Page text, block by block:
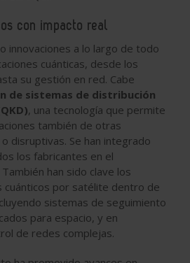
con impacto real
innovaciones a lo largo de todo
cuánticas, desde los
su gestión en red. Cabe
de sistemas de distribución
, una tecnología que permite
también de otras
disruptivas. Se han integrado
los fabricantes en el
han sido clave los
cuánticos por satélite dentro de
sistemas de seguimiento
para espacio, y en
de redes complejas.